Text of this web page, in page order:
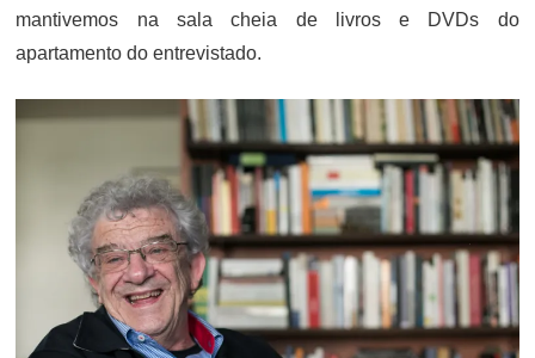
mantivemos na sala cheia de livros e DVDs do
apartamento do entrevistado.